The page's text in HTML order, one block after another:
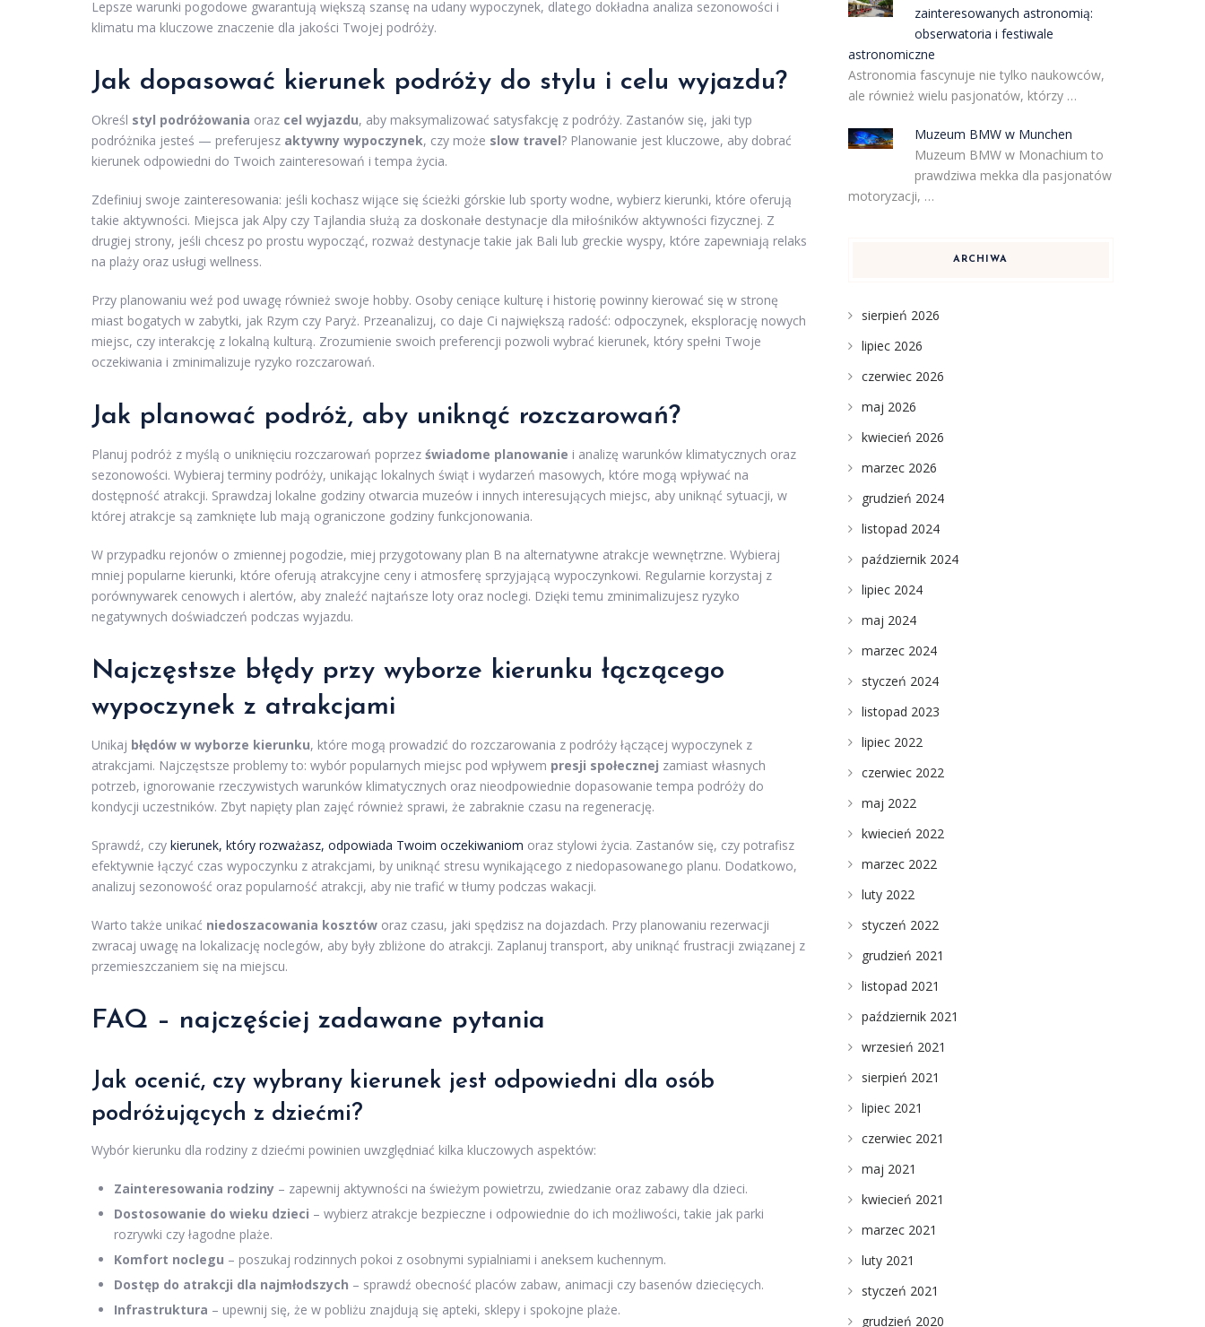
Lepsze warunki pogodowe gwarantują większą szansę na udany wypoczynek, dlatego dokładna analiza sezonowości i
klimatu ma kluczowe znaczenie dla jakości Twojej podróży.
Jak dopasować kierunek podróży do stylu i celu wyjazdu?
Określ styl podróżowania oraz cel wyjazdu, aby maksymalizować satysfakcję z podróży. Zastanów się, jaki typ
podróżnika jesteś — preferujesz aktywny wypoczynek, czy może slow travel? Planowanie jest kluczowe, aby dobrać
kierunek odpowiedni do Twoich zainteresowań i tempa życia.
Zdefiniuj swoje zainteresowania: jeśli kochasz wijące się ścieżki górskie lub sporty wodne, wybierz kierunki, które oferują
takie aktywności. Miejsca jak Alpy czy Tajlandia służą za doskonałe destynacje dla miłośników aktywności fizycznej. Z
drugiej strony, jeśli chcesz po prostu wypocząć, rozważ destynacje takie jak Bali lub greckie wyspy, które zapewniają relaks
na plaży oraz usługi wellness.
Przy planowaniu weź pod uwagę również swoje hobby. Osoby ceniące kulturę i historię powinny kierować się w stronę
miast bogatych w zabytki, jak Rzym czy Paryż. Przeanalizuj, co daje Ci największą radość: odpoczynek, eksplorację nowych
miejsc, czy interakcję z lokalną kulturą. Zrozumienie swoich preferencji pozwoli wybrać kierunek, który spełni Twoje
oczekiwania i zminimalizuje ryzyko rozczarowań.
Jak planować podróż, aby uniknąć rozczarowań?
Planuj podróż z myślą o uniknięciu rozczarowań poprzez świadome planowanie i analizę warunków klimatycznych oraz
sezonowości. Wybieraj terminy podróży, unikając lokalnych świąt i wydarzeń masowych, które mogą wpływać na
dostępność atrakcji. Sprawdzaj lokalne godziny otwarcia muzeów i innych interesujących miejsc, aby uniknąć sytuacji, w
której atrakcje są zamknięte lub mają ograniczone godziny funkcjonowania.
W przypadku rejonów o zmiennej pogodzie, miej przygotowany plan B na alternatywne atrakcje wewnętrzne. Wybieraj
mniej popularne kierunki, które oferują atrakcyjne ceny i atmosferę sprzyjającą wypoczynkowi. Regularnie korzystaj z
porównywarek cenowych i alertów, aby znaleźć najtańsze loty oraz noclegi. Dzięki temu zminimalizujesz ryzyko
negatywnych doświadczeń podczas wyjazdu.
Najczęstsze błędy przy wyborze kierunku łączącego
wypoczynek z atrakcjami
Unikaj błędów w wyborze kierunku, które mogą prowadzić do rozczarowania z podróży łączącej wypoczynek z
atrakcjami. Najczęstsze problemy to: wybór popularnych miejsc pod wpływem presji społecznej zamiast własnych
potrzeb, ignorowanie rzeczywistych warunków klimatycznych oraz nieodpowiednie dopasowanie tempa podróży do
kondycji uczestników. Zbyt napięty plan zajęć również sprawi, że zabraknie czasu na regenerację.
Sprawdź, czy kierunek, który rozważasz, odpowiada Twoim oczekiwaniom oraz stylowi życia. Zastanów się, czy potrafisz
efektywnie łączyć czas wypoczynku z atrakcjami, by uniknąć stresu wynikającego z niedopasowanego planu. Dodatkowo,
analizuj sezonowość oraz popularność atrakcji, aby nie trafić w tłumy podczas wakacji.
Warto także unikać niedoszacowania kosztów oraz czasu, jaki spędzisz na dojazdach. Przy planowaniu rezerwacji
zwracaj uwagę na lokalizację noclegów, aby były zbliżone do atrakcji. Zaplanuj transport, aby uniknąć frustracji związanej z
przemieszczaniem się na miejscu.
FAQ – najczęściej zadawane pytania
Jak ocenić, czy wybrany kierunek jest odpowiedni dla osób
podróżujących z dziećmi?
Wybór kierunku dla rodziny z dziećmi powinien uwzględniać kilka kluczowych aspektów:
Zainteresowania rodziny – zapewnij aktywności na świeżym powietrzu, zwiedzanie oraz zabawy dla dzieci.
Dostosowanie do wieku dzieci – wybierz atrakcje bezpieczne i odpowiednie do ich możliwości, takie jak parki
rozrywki czy łagodne plaże.
Komfort noclegu – poszukaj rodzinnych pokoi z osobnymi sypialniami i aneksem kuchennym.
Dostęp do atrakcji dla najmłodszych – sprawdź obecność placów zabaw, animacji czy basenów dziecięcych.
Infrastruktura – upewnij się, że w pobliżu znajdują się apteki, sklepy i spokojne plaże.
zainteresowanych astronomią:
obserwatoria i festiwale
astronomiczne
Astronomia fascynuje nie tylko naukowców,
ale również wielu pasjonatów, którzy …
Muzeum BMW w Munchen
Muzeum BMW w Monachium to
prawdziwa mekka dla pasjonatów
motoryzacji, …
ARCHIWA
sierpień 2026
lipiec 2026
czerwiec 2026
maj 2026
kwiecień 2026
marzec 2026
grudzień 2024
listopad 2024
październik 2024
lipiec 2024
maj 2024
marzec 2024
styczeń 2024
listopad 2023
lipiec 2022
czerwiec 2022
maj 2022
kwiecień 2022
marzec 2022
luty 2022
styczeń 2022
grudzień 2021
listopad 2021
październik 2021
wrzesień 2021
sierpień 2021
lipiec 2021
czerwiec 2021
maj 2021
kwiecień 2021
marzec 2021
luty 2021
styczeń 2021
grudzień 2020